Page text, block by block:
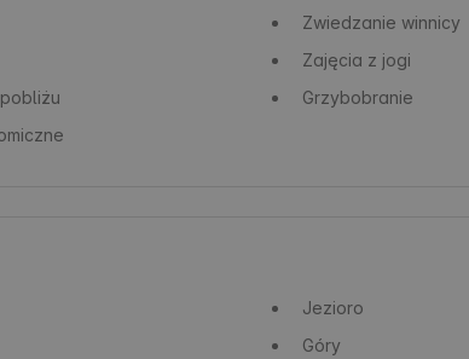
Zwiedzanie winnicy
Zajęcia z jogi
Grzybobranie
Jezioro
Góry